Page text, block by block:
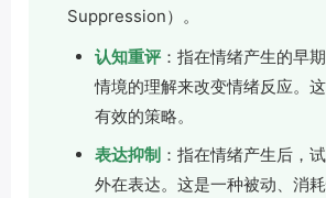
Suppression）。
认知重评：指在情绪产生的早
情境的理解来改变情绪反应。这
有效的策略。
表达抑制 ：指在情绪产生后，
外在表达。这是一种被动、消耗